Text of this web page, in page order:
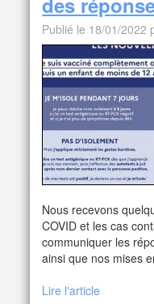
Publié le 18/01/2022
Nous recevons
COVID et les cas
communiquer les
ainsi que nos mises
Lire l'article